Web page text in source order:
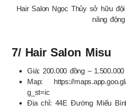
Hair Salon Ngọc Thủy sở hữu
năng động
7/ Hair Salon Misu
Giá: 200.000 đồng – 1.500.000
Map: https://
g_st=ic
Địa chỉ: 44E Đường Miếu